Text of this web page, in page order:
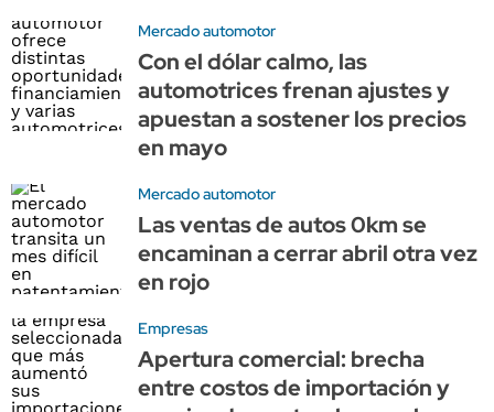
Mercado automotor
Con el dólar calmo, las
automotrices frenan ajustes y
apuestan a sostener los precios
en mayo
Mercado automotor
Las ventas de autos 0km se
encaminan a cerrar abril otra vez
en rojo
Empresas
Apertura comercial: brecha
entre costos de importación y